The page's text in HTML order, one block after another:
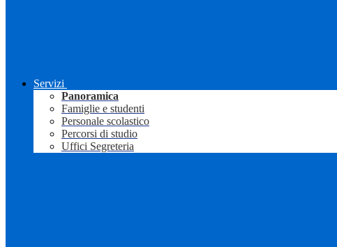
Servizi
Panoramica
Famiglie e studenti
Personale scolastico
Percorsi di studio
Uffici Segreteria